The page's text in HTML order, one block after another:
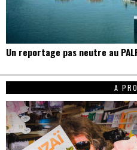
Un reportage pas neutre au
A